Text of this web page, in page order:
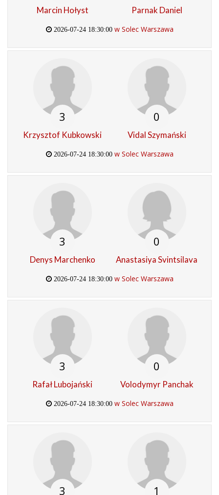
Marcin Hołyst Parnak Daniel
2026-07-24 18:30:00w Solec Warszawa
3
Krzysztof Kubkowski
0
Vidal Szymański
2026-07-24 18:30:00w Solec Warszawa
3
Denys Marchenko
0
Anastasiya Svintsilava
2026-07-24 18:30:00w Solec Warszawa
3
Rafał Lubojański
0
Volodymyr Panchak
2026-07-24 18:30:00w Solec Warszawa
3 1